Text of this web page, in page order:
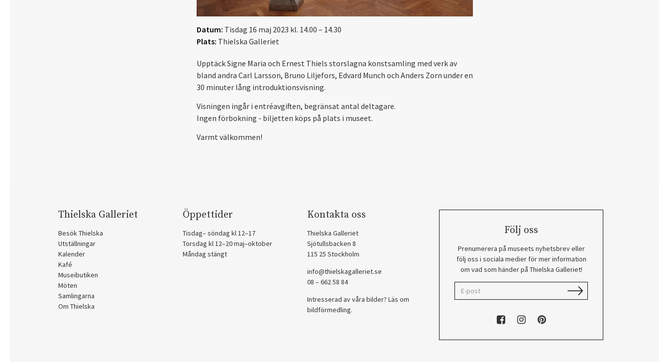
Datum: Tisdag 16 maj 2023 kl. 14.00 – 14.30
Plats: Thielska Galleriet
Upptäck Signe Maria och Ernest Thiels storslagna konstsamling med verk av
bland andra Carl Larsson, Bruno Liljefors, Edvard Munch och Anders Zorn under en
30 minuter lång introduktionsvisning.
Visningen ingår i entréavgiften, begränsat antal deltagare.
Ingen förbokning - biljetten köps på plats i museet.
Varmt välkommen!
Thielska Galleriet
Besök Thielska
Utställningar
Kalender
Kafé
Museibutiken
Möten
Samlingarna
Om Thielska
Öppettider
Tisdag– söndag kl 12–17
Torsdag kl 12–20 maj–oktober
Måndag stängt
Kontakta oss
Thielska Galleriet
Sjötullsbacken 8
115 25 Stockholm
info@thielskagalleriet.se
08 – 662 58 84
Intresserad av våra bilder? Läs om
bildförmedling.
Följ oss
Prenumerera på museets nyhetsbrev eller
följ oss i sociala medier för mer information
om vad som händer på Thielska Galleriet!